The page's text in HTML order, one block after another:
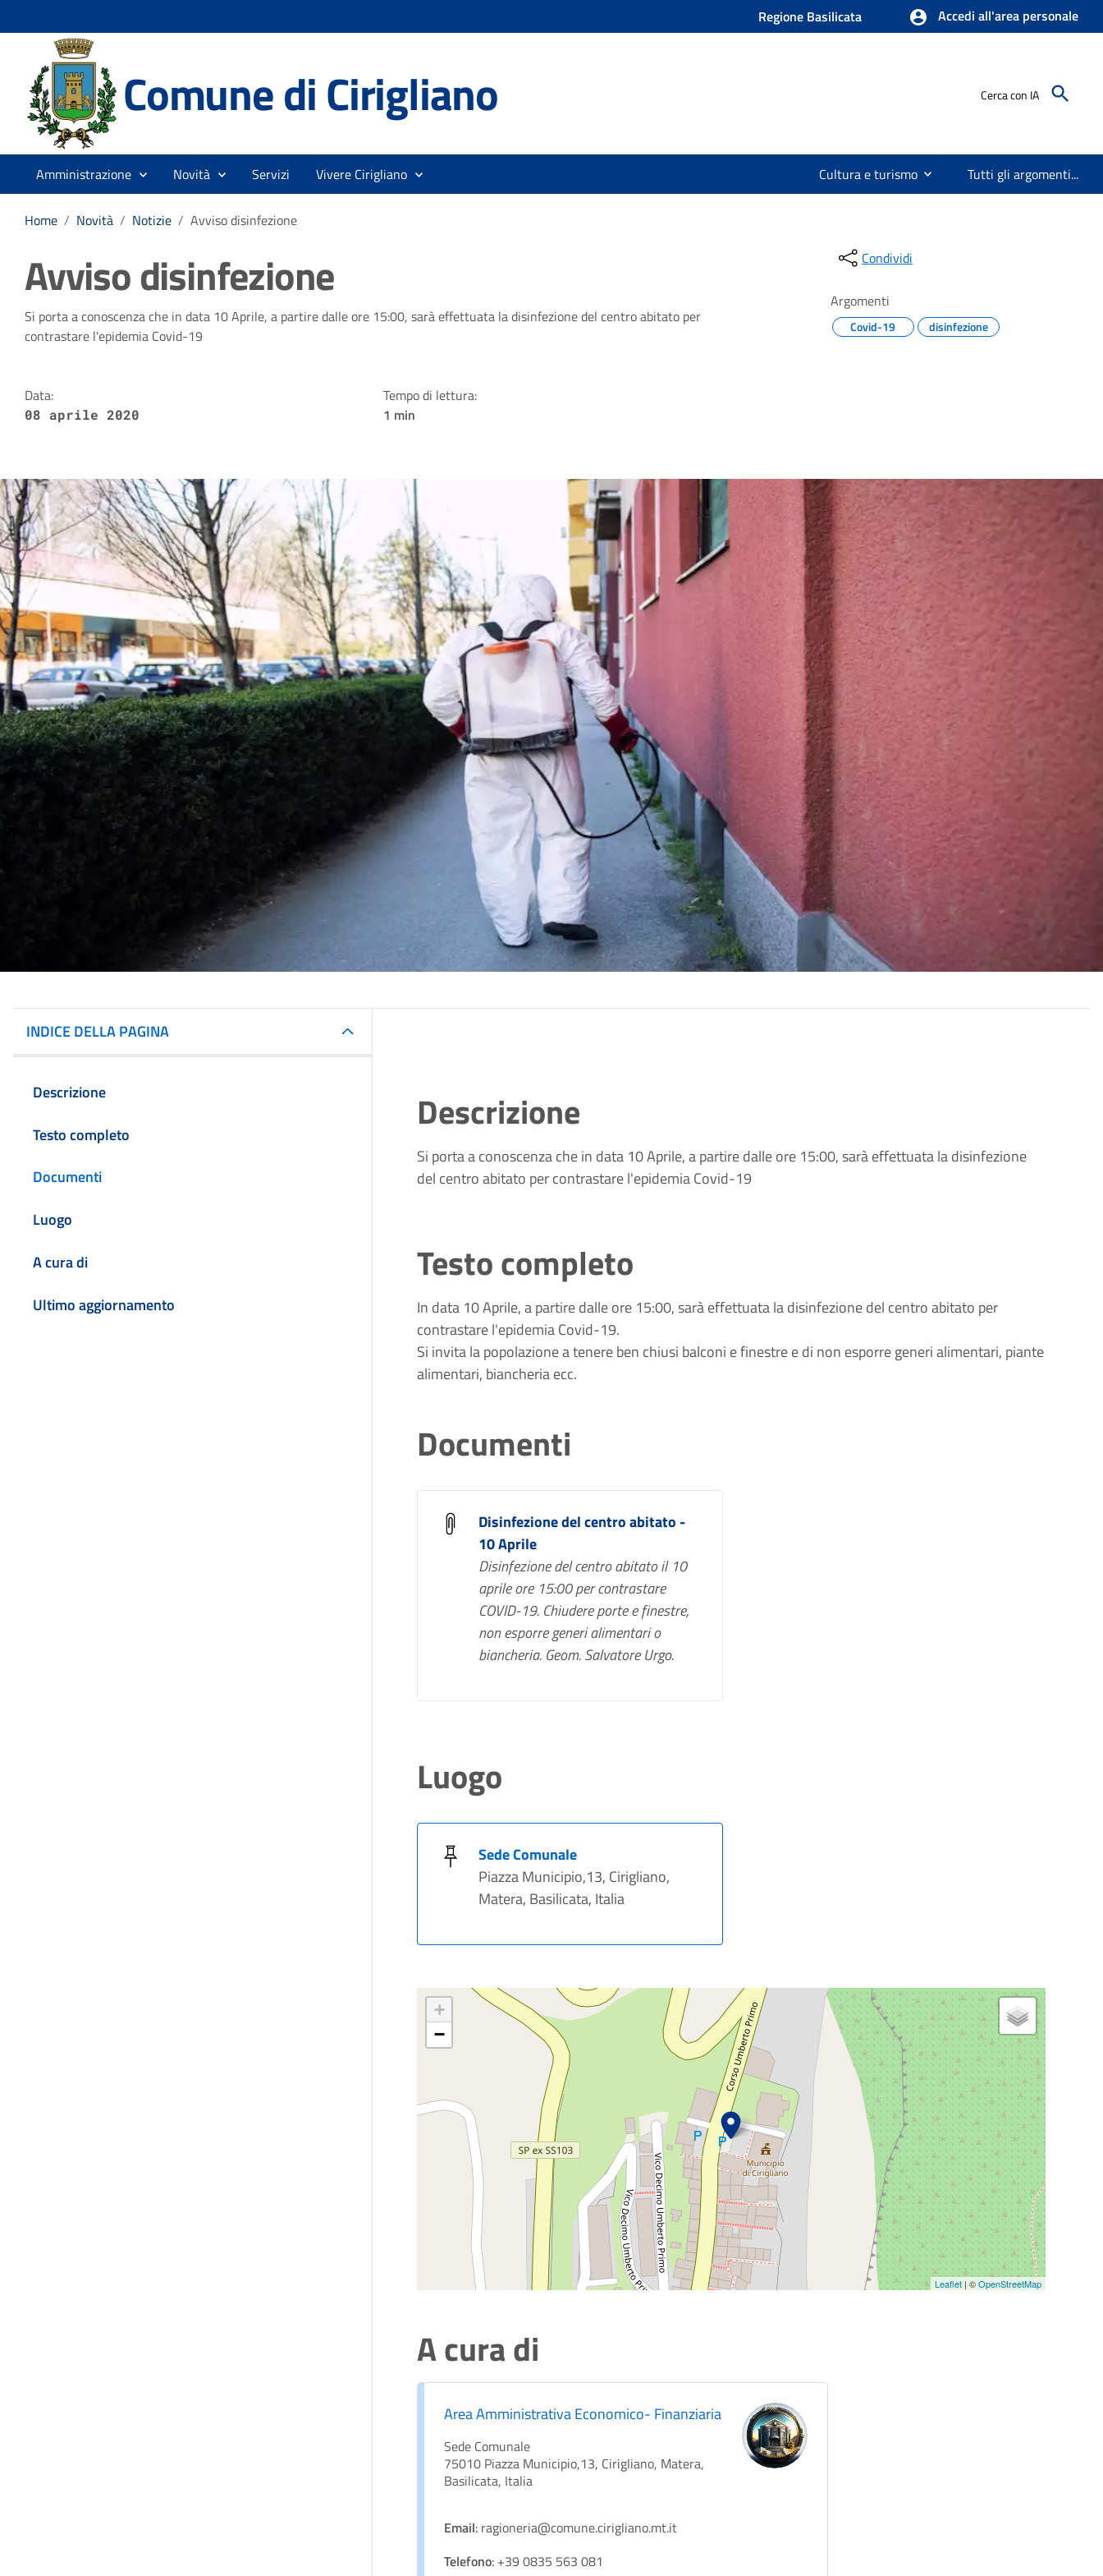
Regione Basilicata Accedi all'area personale
Comune di Cirigliano Cerca con IA
Amministrazione Novità Servizi Vivere Cirigliano Cultura e turismo Tutti gli argomenti...
Home / Novità / Notizie / Avviso disinfezione
Avviso disinfezione
Dettagli della notizia
Si porta a conoscenza che in data 10 Aprile, a partire dalle ore 15:00, sarà effettuata la disinfezione del centro abitato per
contrastare l'epidemia Covid-19
Data:
08 aprile 2020
Tempo di lettura:
1 min
Condividi
Argomenti
Covid-19 disinfezione
INDICE DELLA PAGINA
Descrizione
Testo completo
Documenti
Luogo
A cura di
Ultimo aggiornamento
Descrizione
Si porta a conoscenza che in data 10 Aprile, a partire dalle ore 15:00, sarà effettuata la disinfezione
del centro abitato per contrastare l'epidemia Covid-19
Testo completo
In data 10 Aprile, a partire dalle ore 15:00, sarà effettuata la disinfezione del centro abitato per
contrastare l'epidemia Covid-19.
Si invita la popolazione a tenere ben chiusi balconi e finestre e di non esporre generi alimentari, piante
alimentari, biancheria ecc.
Documenti
Disinfezione del centro abitato -
10 Aprile
Disinfezione del centro abitato il 10
aprile ore 15:00 per contrastare
COVID-19. Chiudere porte e finestre,
non esporre generi alimentari o
biancheria. Geom. Salvatore Urgo.
Luogo
Sede Comunale
Piazza Municipio,13, Cirigliano,
Matera, Basilicata, Italia
+
−
Leaflet| ©OpenStreetMap
A cura di
Area Amministrativa Economico- Finanziaria
Sede Comunale
75010 Piazza Municipio,13, Cirigliano, Matera,
Basilicata, Italia
Email: ragioneria@comune.cirigliano.mt.it
Telefono: +39 0835 563 081